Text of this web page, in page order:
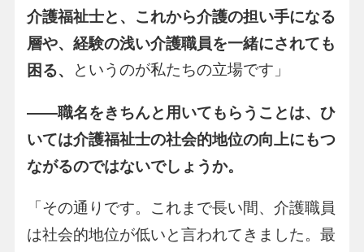
介護福祉士と、これから介護の担い手になる
層や、経験の浅い介護職員を一緒にされても
困る、
というのが私たちの立場です」
――職名をきちんと用いてもらうことは、ひ
いては介護福祉士の社会的地位の向上にもつ
ながるのではないでしょうか。
「その通りです。これまで長い間、介護職員
は社会的地位が低いと言われてきました。最